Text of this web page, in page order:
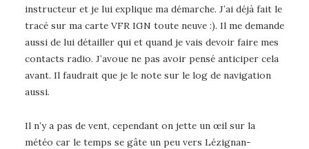
instructeur et je lui explique ma démarche. J’ai déjà fait le
tracé sur ma carte VFR IGN toute neuve :). Il me demande
aussi de lui détailler qui et quand je vais devoir faire mes
contacts radio. J’avoue ne pas avoir pensé anticiper cela
avant. Il faudrait que je le note sur le log de navigation
aussi.
Il n’y a pas de vent, cependant on jette un œil sur la
météo car le temps se gâte un peu vers Lézignan-